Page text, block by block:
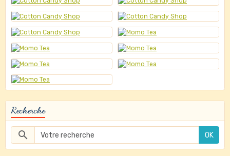
Recherche
OK